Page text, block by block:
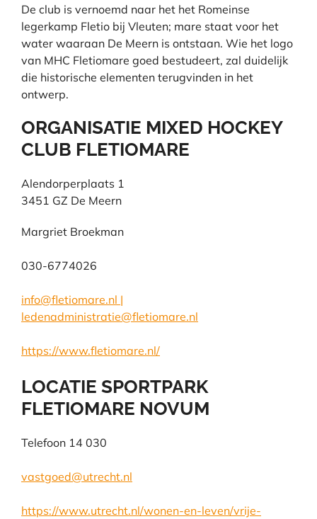
De club is vernoemd naar het het Romeinse
legerkamp Fletio bij Vleuten; mare staat voor het
water waaraan De Meern is ontstaan. Wie het logo
van MHC Fletiomare goed bestudeert, zal duidelijk
die historische elementen terugvinden in het
ontwerp.
ORGANISATIE MIXED HOCKEY
CLUB FLETIOMARE
Alendorperplaats 1
3451 GZ De Meern
Margriet Broekman
030-6774026
info@fletiomare.nl |
ledenadministratie@fletiomare.nl
https://www.fletiomare.nl/
LOCATIE SPORTPARK
FLETIOMARE NOVUM
Telefoon 14 030
vastgoed@utrecht.nl
https://www.utrecht.nl/wonen-en-leven/vrije-